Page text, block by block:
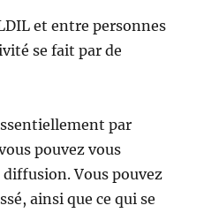
et entre personnes
se fait par de
par
pouvez vous
Vous pouvez
ainsi que ce qui se